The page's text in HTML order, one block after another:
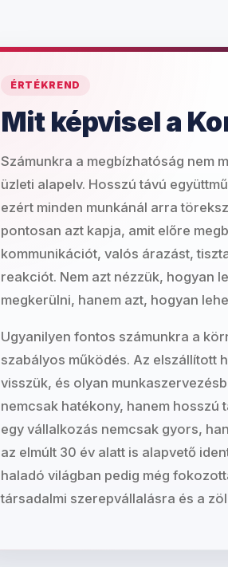
ÉRTÉKREND
Mit képvisel a
Számunkra a megbízhatóság nem
üzleti alapelv. Hosszú távú
ezért minden munkánál arra
pontosan azt kapja, amit előre
kommunikációt, valós árazást,
reakciót. Nem azt nézzük, hogyan
megkerülni, hanem azt, hogyan
Ugyanilyen fontos számunkra a
szabályos működés. Az elszállított
visszük, és olyan
nemcsak hatékony, hanem hosszú
egy vállalkozás nemcsak gyors,
az elmúlt 30 év alatt is alapvető
haladó világban pedig még
társadalmi szerepvállalásra és a